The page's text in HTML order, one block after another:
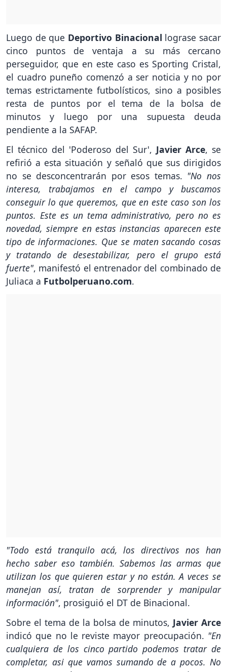
Luego de que Deportivo Binacional lograse sacar
cinco puntos de ventaja a su más cercano
perseguidor, que en este caso es Sporting Cristal,
el cuadro puneño comenzó a ser noticia y no por
temas estrictamente futbolísticos, sino a posibles
resta de puntos por el tema de la bolsa de
minutos y luego por una supuesta deuda
pendiente a la SAFAP.
El técnico del 'Poderoso del Sur', Javier Arce, se
refirió a esta situación y señaló que sus dirigidos
no se desconcentrarán por esos temas. "No nos
interesa, trabajamos en el campo y buscamos
conseguir lo que queremos, que en este caso son los
puntos. Este es un tema administrativo, pero no es
novedad, siempre en estas instancias aparecen este
tipo de informaciones. Que se maten sacando cosas
y tratando de desestabilizar, pero el grupo está
fuerte", manifestó el entrenador del combinado de
Juliaca a Futbolperuano.com.
"Todo está tranquilo acá, los directivos nos han
hecho saber eso también. Sabemos las armas que
utilizan los que quieren estar y no están. A veces se
manejan así, tratan de sorprender y manipular
información", prosiguió el DT de Binacional.
Sobre el tema de la bolsa de minutos, Javier Arce
indicó que no le reviste mayor preocupación. "En
cualquiera de los cinco partido podemos tratar de
completar, asi que vamos sumando de a pocos. No